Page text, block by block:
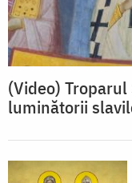
(Video)
luminătorii